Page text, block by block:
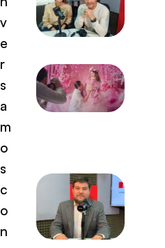
v
e
r
s
a
m
o
s
c
o
n